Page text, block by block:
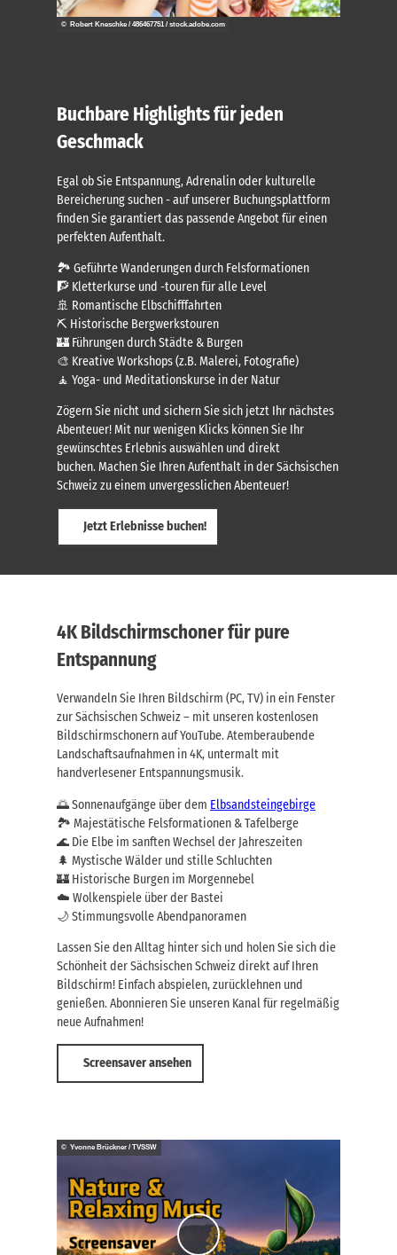
Buchbare Highlights für jeden
Geschmack
Egal ob Sie Entspannung, Adrenalin oder kulturelle
Bereicherung suchen - auf unserer Buchungsplattform
finden Sie garantiert das passende Angebot für einen
perfekten Aufenthalt.
🏞️ Geführte Wanderungen durch Felsformationen
🧗 Kletterkurse und -touren für alle Level
🚢 Romantische Elbschifffahrten
⛏️ Historische Bergwerkstouren
🏰 Führungen durch Städte & Burgen
🎨 Kreative Workshops (z.B. Malerei, Fotografie)
🧘 Yoga- und Meditationskurse in der Natur
Zögern Sie nicht und sichern Sie sich jetzt Ihr nächstes
Abenteuer! Mit nur wenigen Klicks können Sie Ihr
gewünschtes Erlebnis auswählen und direkt
buchen. Machen Sie Ihren Aufenthalt in der Sächsischen
Schweiz zu einem unvergesslichen Abenteuer!
Jetzt Erlebnisse buchen!
© Robert Kneschke / 486467751 / stock.adobe.com
V
© Yvonne Brückner / TVSSW
4K Bildschirmschoner für pure
Entspannung
Verwandeln Sie Ihren Bildschirm (PC, TV) in ein Fenster
zur Sächsischen Schweiz – mit unseren kostenlosen
Bildschirmschonern auf YouTube. Atemberaubende
Landschaftsaufnahmen in 4K, untermalt mit
handverlesener Entspannungsmusik.
🌅 Sonnenaufgänge über dem Elbsandsteingebirge
🏞️ Majestätische Felsformationen & Tafelberge
🌊 Die Elbe im sanften Wechsel der Jahreszeiten
🌲 Mystische Wälder und stille Schluchten
🏰 Historische Burgen im Morgennebel
☁️ Wolkenspiele über der Bastei
🌙 Stimmungsvolle Abendpanoramen
Lassen Sie den Alltag hinter sich und holen Sie sich die
Schönheit der Sächsischen Schweiz direkt auf Ihren
Bildschirm! Einfach abspielen, zurücklehnen und
genießen. Abonnieren Sie unseren Kanal für regelmäßig
neue Aufnahmen!
Screensaver ansehen